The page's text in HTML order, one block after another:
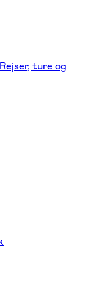
Rejser, ture og